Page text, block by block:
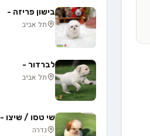
בישון פריזה -
תל אביב
לברדור -
תל אביב
שי טסו / שיצו -
גדרה